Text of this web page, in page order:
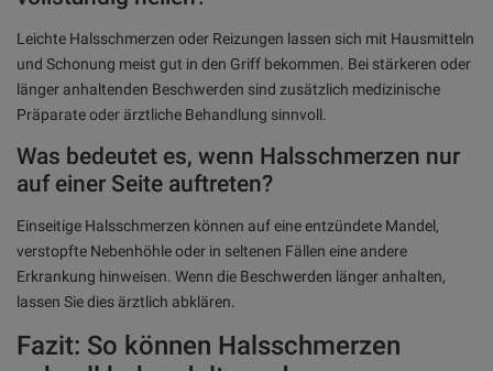
Leichte Halsschmerzen oder Reizungen lassen sich mit Hausmitteln
und Schonung meist gut in den Griff bekommen. Bei stärkeren oder
länger anhaltenden Beschwerden sind zusätzlich medizinische
Präparate oder ärztliche Behandlung sinnvoll.
Was bedeutet es, wenn Halsschmerzen nur
auf einer Seite auftreten?
Einseitige Halsschmerzen können auf eine entzündete Mandel,
verstopfte Nebenhöhle oder in seltenen Fällen eine andere
Erkrankung hinweisen. Wenn die Beschwerden länger anhalten,
lassen Sie dies ärztlich abklären.
Fazit: So können Halsschmerzen